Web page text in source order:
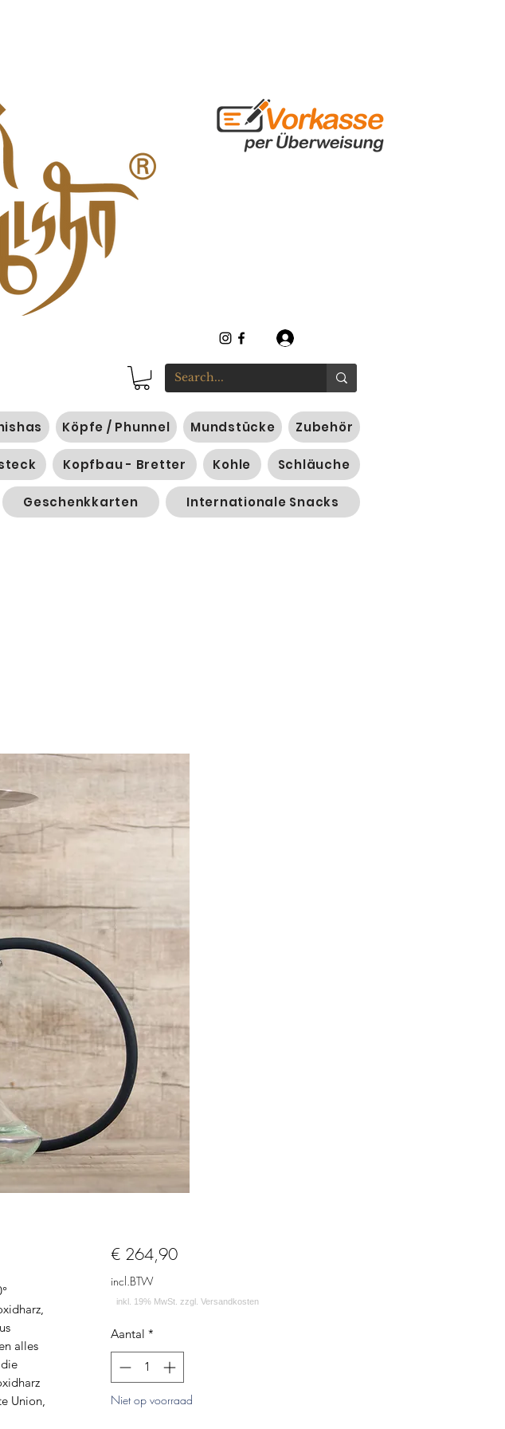
Köpfe / Phunnel Mundstücke Zubehör
Kopfbau - Bretter Kohle Schläuche
Geschenkkarten Internationale Snacks
alles
Union,
€ 264,90Prijs
incl.BTW
Aantal *
Niet op voorraad